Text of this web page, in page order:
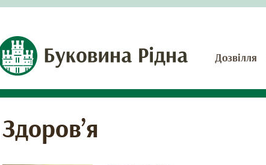
Дозвілля
Здоров’я